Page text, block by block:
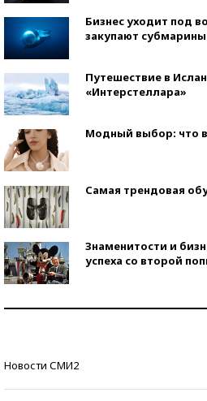
Бизнес уходит под
закупают субмарины
Путешествие в
«Интерстеллара»
Модный выбор: что
Самая трендовая
Знаменитости и
успеха со второй
Новости СМИ2